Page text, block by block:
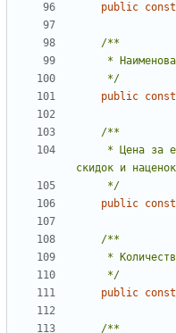
public const
     */
public const
     */
public const
     */
public const